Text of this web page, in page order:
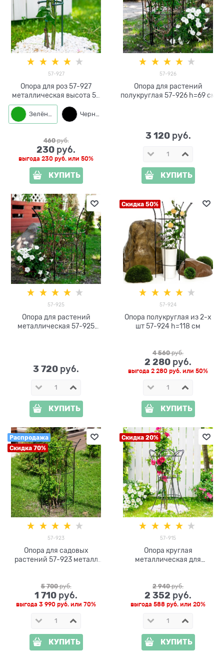
57-927
Опора для роз 57-927
металлическая высота 50
см
Зелёный Черный
460 руб.
230 руб.
выгода 230 руб. или 50%
КУПИТЬ
57-926
Опора для растений
полукруглая 57-926 h=69 см
3 120 руб.
КУПИТЬ
57-925
Опора для растений
металлическая 57-925
3 720 руб.
КУПИТЬ
Скидка 50%
57-924
Опора полукруглая из 2-х
шт 57-924 h=118 см
4 560 руб.
2 280 руб.
выгода 2 280 руб. или 50%
КУПИТЬ
Распродажа
Скидка 70%
57-923
Опора для садовых
растений 57-923 металл
5 700 руб.
1 710 руб.
выгода 3 990 руб. или 70%
КУПИТЬ
Скидка 20%
57-915
Опора круглая
металлическая для
2 940 руб.
2 352 руб.
выгода 588 руб. или 20%
КУПИТЬ